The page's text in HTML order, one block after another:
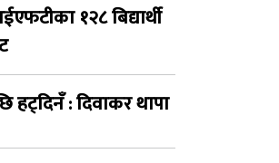
१२८ बिद्यार्थी
हट्दिनँ : दिवाकर थापा